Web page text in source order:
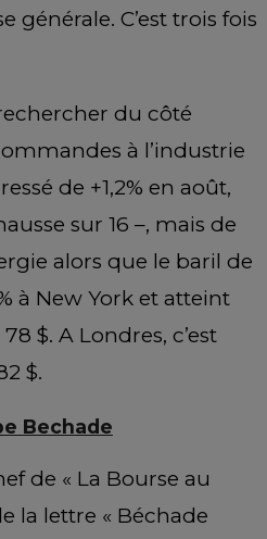
générale. C’est trois fois
du côté
à l’industrie
de +1,2% en août,
sur 16 –, mais de
alors que le baril de
à New York et atteint
$. A Londres, c’est
$.
Bechade
de « La Bourse au
la lettre « Béchade